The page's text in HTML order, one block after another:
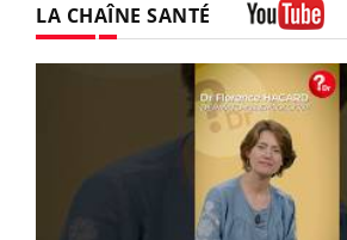
LA CHAÎNE SANTÉ